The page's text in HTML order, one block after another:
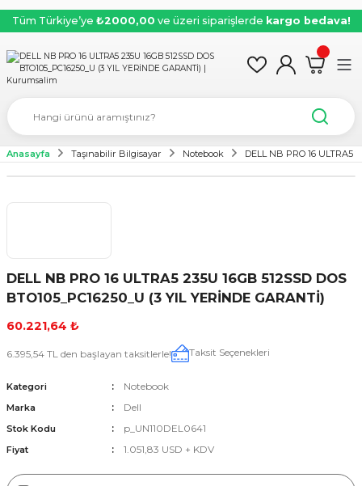
Tüm Türkiye’ye ₺2000,00 ve üzeri siparişlerde kargo bedava!
Anasayfa Taşınabilir Bilgisayar Notebook DELL NB PRO 16 ULTRA5
DELL NB PRO 16 ULTRA5 235U 16GB 512SSD DOS
BTO105_PC16250_U (3 YIL YERİNDE GARANTİ)
60.221,64 ₺
6.395,54 TL den başlayan taksitlerle! Taksit Seçenekleri
Kategori Notebook
Marka Dell
Stok Kodu p_UN110DEL0641
Fiyat 1.051,83 USD + KDV